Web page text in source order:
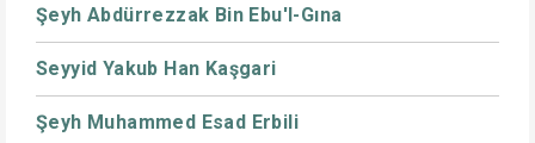
Şeyh Abdürrezzak Bin Ebu'l-Gına
Seyyid Yakub Han Kaşgari
Şeyh Muhammed Esad Erbili